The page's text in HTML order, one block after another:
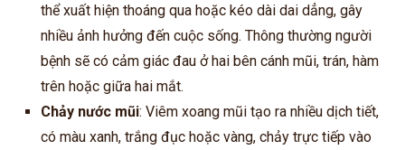
thể xuất hiện thoáng qua hoặc kéo dài dai dẳng, gây
nhiều ảnh hưởng đến cuộc sống. Thông thường người
bệnh sẽ có cảm giác đau ở hai bên cánh mũi, trán, hàm
trên hoặc giữa hai mắt.
Chảy nước mũi: Viêm xoang mũi tạo ra nhiều dịch tiết,
có màu xanh, trắng đục hoặc vàng, chảy trực tiếp vào